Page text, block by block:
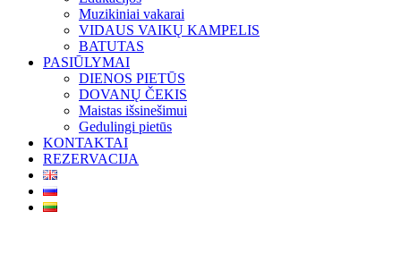
Muzikiniai vakarai
VIDAUS VAIKŲ KAMPELIS
BATUTAS
PASIŪLYMAI
DIENOS PIETŪS
DOVANŲ ČEKIS
Maistas išsinešimui
Gedulingi pietūs
KONTAKTAI
REZERVACIJA